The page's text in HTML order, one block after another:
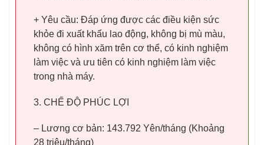
+ Yêu cầu: Đáp ứng được các điều kiện sức
khỏe đi xuất khẩu lao động, không bị mù màu,
không có hình xăm trên cơ thể, có kinh nghiệm
làm việc và ưu tiên có kinh nghiệm làm việc
trong nhà máy.
3. CHẾ ĐỘ PHÚC LỢI
– Lương cơ bản: 143.792 Yên/tháng (Khoảng
28 triệu/tháng)